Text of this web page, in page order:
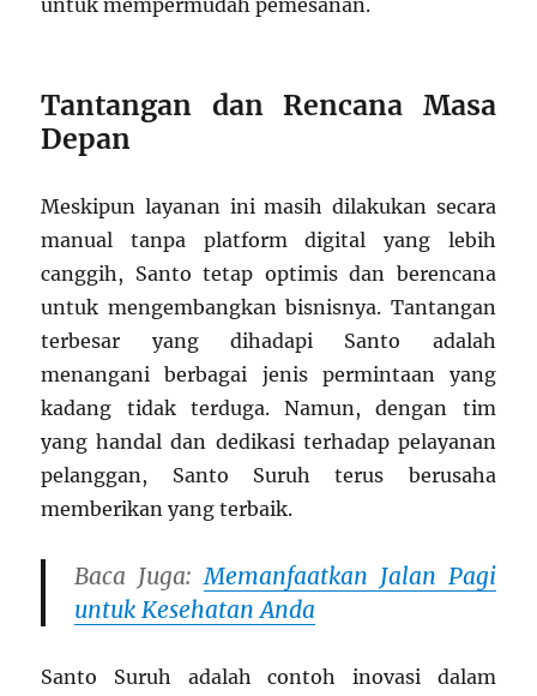
Tantangan dan Rencana Masa
Depan
Meskipun layanan ini masih dilakukan secara
manual tanpa platform digital yang lebih
canggih, Santo tetap optimis dan berencana
untuk mengembangkan bisnisnya. Tantangan
terbesar yang dihadapi Santo adalah
menangani berbagai jenis permintaan yang
kadang tidak terduga. Namun, dengan tim
yang handal dan dedikasi terhadap pelayanan
pelanggan, Santo Suruh terus berusaha
memberikan yang terbaik.
Baca Juga:Memanfaatkan Jalan Pagi
untuk Kesehatan Anda
Santo Suruh adalah contoh inovasi dalam